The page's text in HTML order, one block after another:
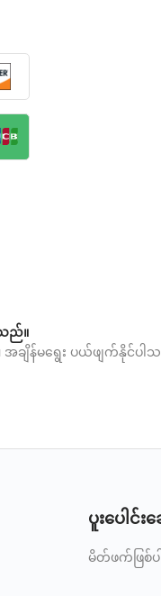
ည်။
ည်။ အချိန်မရွေး ပယ်ဖျက်
ပူးပေါင်
မိတ်ဖက်ဖြစ်ပါ